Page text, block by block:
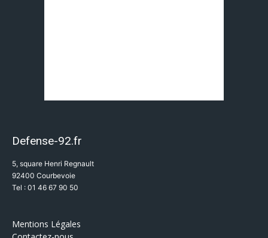
Defense-92.fr
5, square Henri Regnault
92400 Courbevoie
Tel : 01 46 67 90 50
Mentions Légales